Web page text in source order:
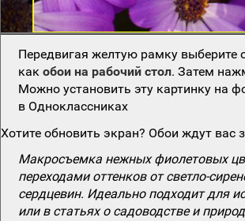
Передвигая желтую рамку выберите
какобои на рабочий стол. Затем
Можно установить эту картинку на
в Одноклассниках
Хотите обновить экран? Обои ждут вас
Макросъемка нежных фиолетовых
переходами оттенков от светло-
сердцевин. Идеально подходит для
или в статьях о садоводстве и